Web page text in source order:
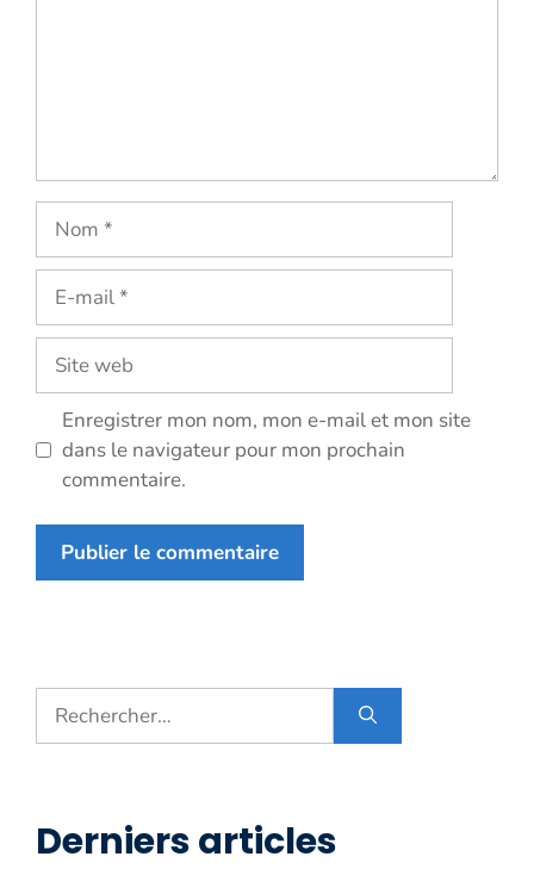
mail
web
Enregistrer mon nom, mon e-mail et mon site
dans le navigateur pour mon prochain
commentaire.
Rechercher :
Derniers articles